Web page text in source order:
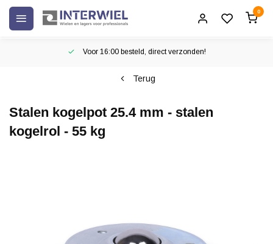
0
Voor 16:00 besteld, direct verzonden!
Terug
Stalen kogelpot 25.4 mm - stalen
kogelrol - 55 kg